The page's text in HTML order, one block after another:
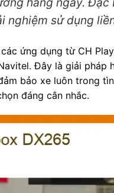
sử dụng
ứng dụng từ CH
Đây là giải pháp
bảo xe luôn trong
đáng cân nhắc.